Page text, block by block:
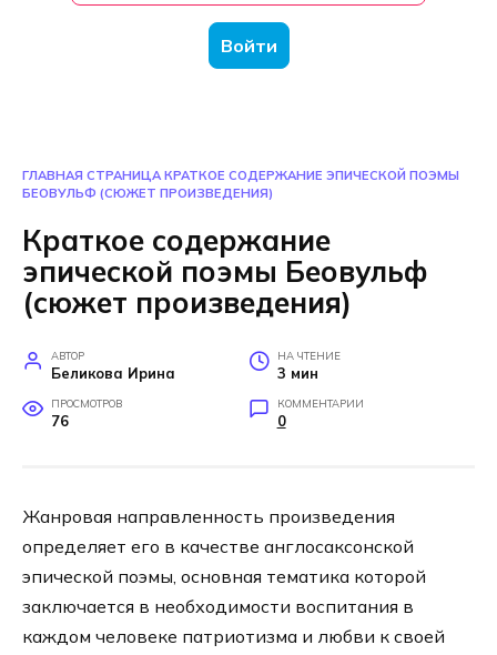
Войти
ГЛАВНАЯ СТРАНИЦА КРАТКОЕ СОДЕРЖАНИЕ ЭПИЧЕСКОЙ ПОЭМЫ
БЕОВУЛЬФ (СЮЖЕТ ПРОИЗВЕДЕНИЯ)
Краткое содержание
эпической поэмы Беовульф
(сюжет произведения)
АВТОР
Беликова Ирина
НА ЧТЕНИЕ
3 мин
ПРОСМОТРОВ
76
КОММЕНТАРИИ
0
Жанровая направленность произведения
определяет его в качестве англосаксонской
эпической поэмы, основная тематика которой
заключается в необходимости воспитания в
каждом человеке патриотизма и любви к своей